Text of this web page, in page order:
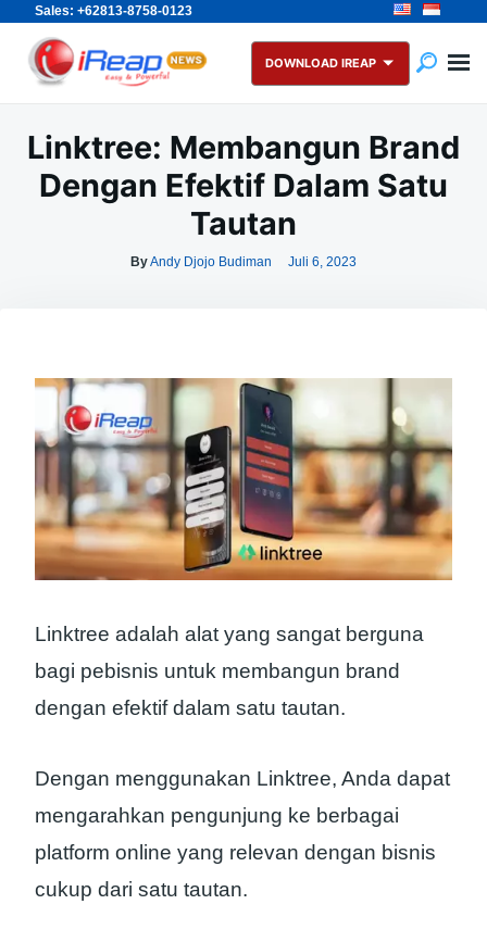
Sales: +62813-8758-0123
Skip
content
Search
for:
DOWNLOAD IREAP
Linktree: Membangun Brand
Dengan Efektif Dalam Satu
Tautan
ByAndy Djojo Budiman Juli 6, 2023
Linktree adalah alat yang sangat berguna
bagi pebisnis untuk membangun brand
dengan efektif dalam satu tautan.
Dengan menggunakan Linktree, Anda dapat
mengarahkan pengunjung ke berbagai
platform online yang relevan dengan bisnis
cukup dari satu tautan.